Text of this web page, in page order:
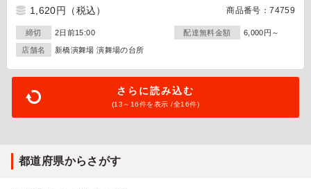
1,620円 （税込） 商品番号：74759
締切 2日前15:00 配達無料金額 6,000円～
店舗名 新橋演舞場 演舞場の台所
さらに読み込む
(13～ 16件を表示 /全16件)
都道府県からさがす